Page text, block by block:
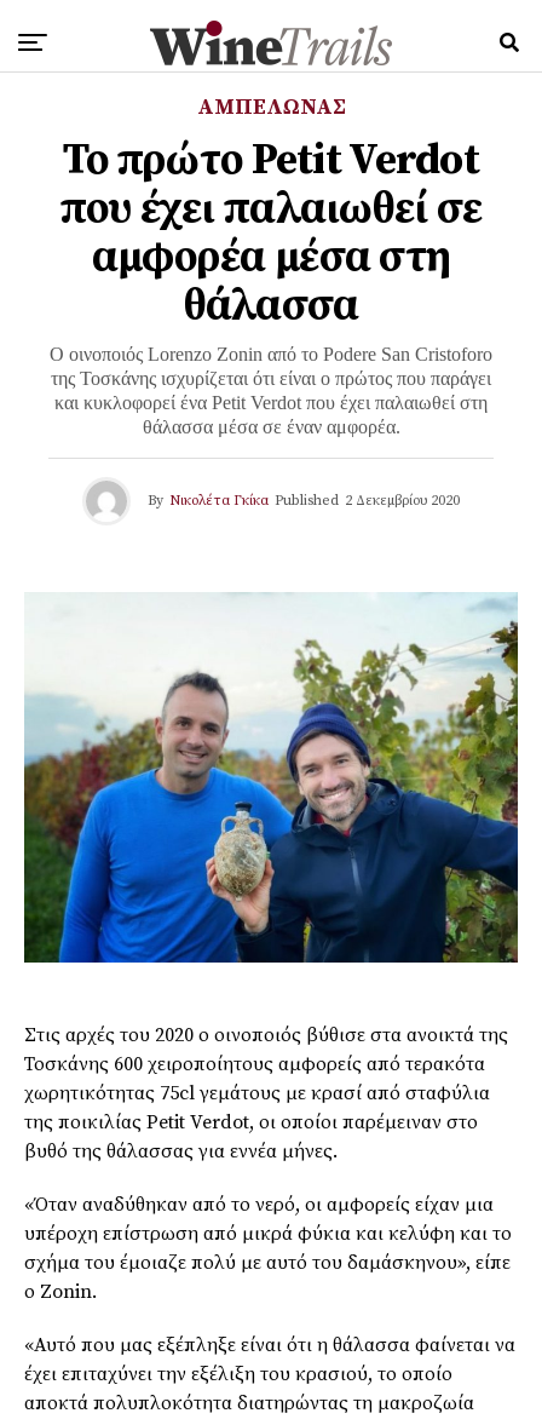
ΑΜΠΕΛΩΝΑΣ
Το πρώτο Petit Verdot
που έχει παλαιωθεί σε
αμφορέα μέσα στη
θάλασσα
Ο οινοποιός Lorenzo Zonin από το Podere San Cristoforo
της Τοσκάνης ισχυρίζεται ότι είναι ο πρώτος που παράγει
και κυκλοφορεί ένα Petit Verdot που έχει παλαιωθεί στη
θάλασσα μέσα σε έναν αμφορέα.
By Νικολέτα Γκίκα Published 2 Δεκεμβρίου 2020
Στις αρχές του 2020 ο οινοποιός βύθισε στα ανοικτά της
Τοσκάνης 600 χειροποίητους αμφορείς από τερακότα
χωρητικότητας 75cl γεμάτους με κρασί από σταφύλια
της ποικιλίας Petit Verdot, οι οποίοι παρέμειναν στο
βυθό της θάλασσας για εννέα μήνες.
«Όταν αναδύθηκαν από το νερό, οι αμφορείς είχαν μια
υπέροχη επίστρωση από μικρά φύκια και κελύφη και το
σχήμα του έμοιαζε πολύ με αυτό του δαμάσκηνου», είπε
ο Zonin.
«Αυτό που μας εξέπληξε είναι ότι η θάλασσα φαίνεται να
έχει επιταχύνει την εξέλιξη του κρασιού, το οποίο
αποκτά πολυπλοκότητα διατηρώντας τη μακροζωία